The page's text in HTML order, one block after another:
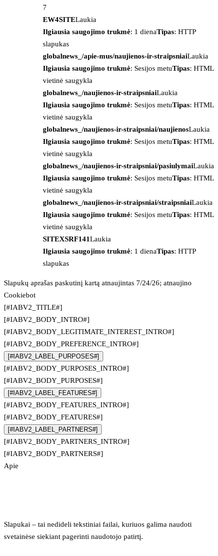
7
EW4SITELaukia
Ilgiausia saugojimo trukmė: 1 dienaTipas: HTTP
slapukas
globalnews_/apie-mus/naujienos-ir-straipsniaiLaukia
Ilgiausia saugojimo trukmė: Sesijos metuTipas: HTML
vietinė saugykla
globalnews_/naujienos-ir-straipsniaiLaukia
Ilgiausia saugojimo trukmė: Sesijos metuTipas: HTML
vietinė saugykla
globalnews_/naujienos-ir-straipsniai/naujienosLaukia
Ilgiausia saugojimo trukmė: Sesijos metuTipas: HTML
vietinė saugykla
globalnews_/naujienos-ir-straipsniai/pasiulymaiLaukia
Ilgiausia saugojimo trukmė: Sesijos metuTipas: HTML
vietinė saugykla
globalnews_/naujienos-ir-straipsniai/straipsniaiLaukia
Ilgiausia saugojimo trukmė: Sesijos metuTipas: HTML
vietinė saugykla
SITEXSRF141Laukia
Ilgiausia saugojimo trukmė: 1 dienaTipas: HTTP
slapukas
Slapukų aprašas paskutinį kartą atnaujintas 7/24/26; atnaujino
Cookiebot
[#IABV2_TITLE#]
[#IABV2_BODY_INTRO#]
[#IABV2_BODY_LEGITIMATE_INTEREST_INTRO#]
[#IABV2_BODY_PREFERENCE_INTRO#]
[#IABV2_LABEL_PURPOSES#]
[#IABV2_BODY_PURPOSES_INTRO#]
[#IABV2_BODY_PURPOSES#]
[#IABV2_LABEL_FEATURES#]
[#IABV2_BODY_FEATURES_INTRO#]
[#IABV2_BODY_FEATURES#]
[#IABV2_LABEL_PARTNERS#]
[#IABV2_BODY_PARTNERS_INTRO#]
[#IABV2_BODY_PARTNERS#]
Apie
Slapukai – tai nedideli tekstiniai failai, kuriuos galima naudoti
svetainėse siekiant pagerinti naudotojo patirtį.